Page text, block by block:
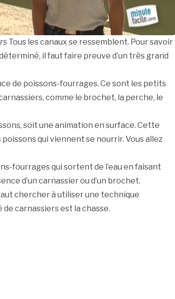
Tous les canaux se ressemblent. Pour savoir
il faut faire preuve d’un très grand
de poissons-fourrages. Ce sont les petits
comme le brochet, la perche, le
soit une animation en surface. Cette
qui viennent se nourrir. Vous allez
fourrages qui sortent de l’eau en faisant
d’un carnassier ou d’un brochet.
faut chercher à utiliser une technique
carnassiers est la chasse.